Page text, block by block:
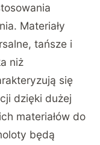
Materiały
tańsze i
niż
się
dzięki dużej
materiałów do
będą